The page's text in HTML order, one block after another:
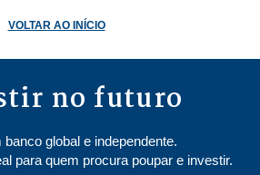
VOLTAR AO INÍCIO
no futuro
global e independente.
para quem procura poupar e investir.